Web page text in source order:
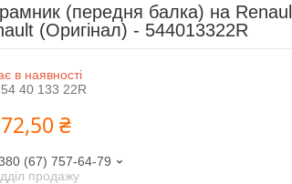
(передня балка) на
(Оригінал) - 544013322R
в наявності
54 40 133 22R
₴
(67) 757-64-79
продажу